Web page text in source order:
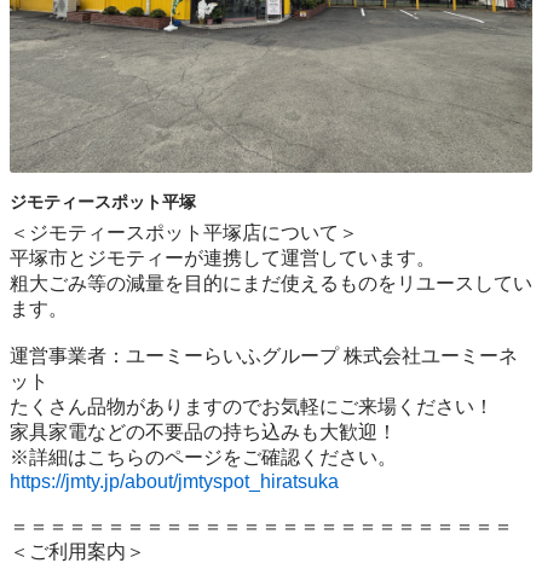
ジモティースポット平塚
＜ジモティースポット平塚店について＞
平塚市とジモティーが連携して運営しています。
粗⼤ごみ等の減量を⽬的にまだ使えるものをリユースしてい
ます。
運営事業者：ユーミーらいふグループ 株式会社ユーミーネ
ット
たくさん品物がありますのでお気軽にご来場ください！
家具家電などの不要品の持ち込みも大歓迎！
https://jmty.jp/about/jmtyspot_hiratsuka
＝＝＝＝＝＝＝＝＝＝＝＝＝＝＝＝＝＝＝＝＝＝＝＝＝＝
＜ご利用案内＞